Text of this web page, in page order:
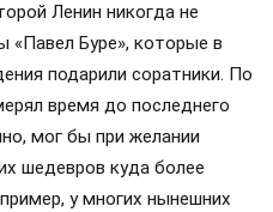
Ленин никогда не
«Павел Буре», которые в
подарили соратники. По
время до последнего
мог бы при желании
шедевров куда более
у многих нынешних